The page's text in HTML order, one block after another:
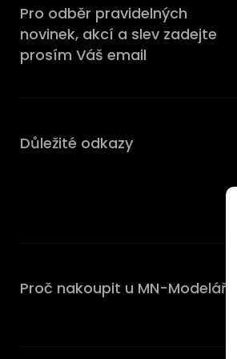
Pro odběr pravidelných
novinek, akcí a slev zadejte
prosím Váš email
Důležité odkazy
Proč nakoupit u MN-Modelář.cz